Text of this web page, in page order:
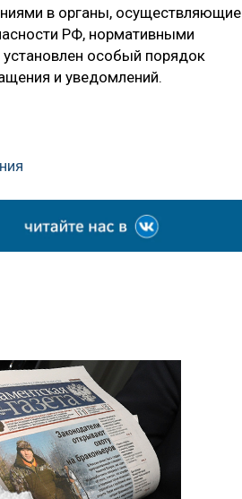
в органы, осуществляющие
РФ, нормативными
особый порядок
и уведомлений.